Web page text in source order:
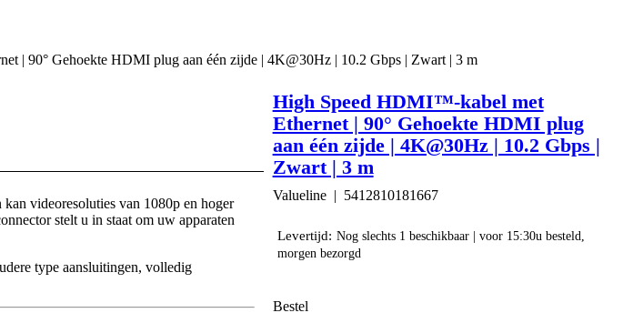
| 90° Gehoekte HDMI plug aan één zijde | 4K@30Hz | 10.2 Gbps | Zwart | 3 m
High Speed HDMI™-kabel met
Ethernet | 90° Gehoekte HDMI plug
aan één zijde | 4K@30Hz | 10.2 Gbps |
Zwart | 3 m
Valueline 5412810181667
Levertijd: Nog slechts 1 beschikbaar | voor 15:30u besteld,
morgen bezorgd
Bestel
videoresoluties van 1080p en hoger
stelt u in staat om uw apparaten
type aansluitingen, volledig